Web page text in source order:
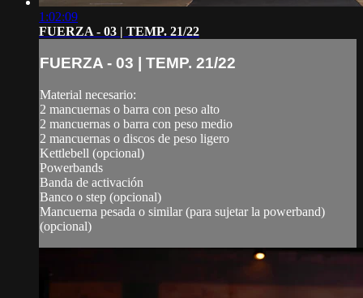
1:02:09
FUERZA - 03 | TEMP. 21/22
FUERZA - 03 | TEMP. 21/22
Material necesario:
2 mancuernas o barra con peso alto
2 mancuernas o barra con peso medio
2 mancuernas o discos de peso ligero
Kettlebell (opcional)
Powerbands
Banda de activación
Banco o step (opcional)
Mancuerna pesada o similar (para sujetar la powerband)
(opcional)